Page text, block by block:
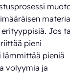
Jos
pieni
pieniä
volyymia ja